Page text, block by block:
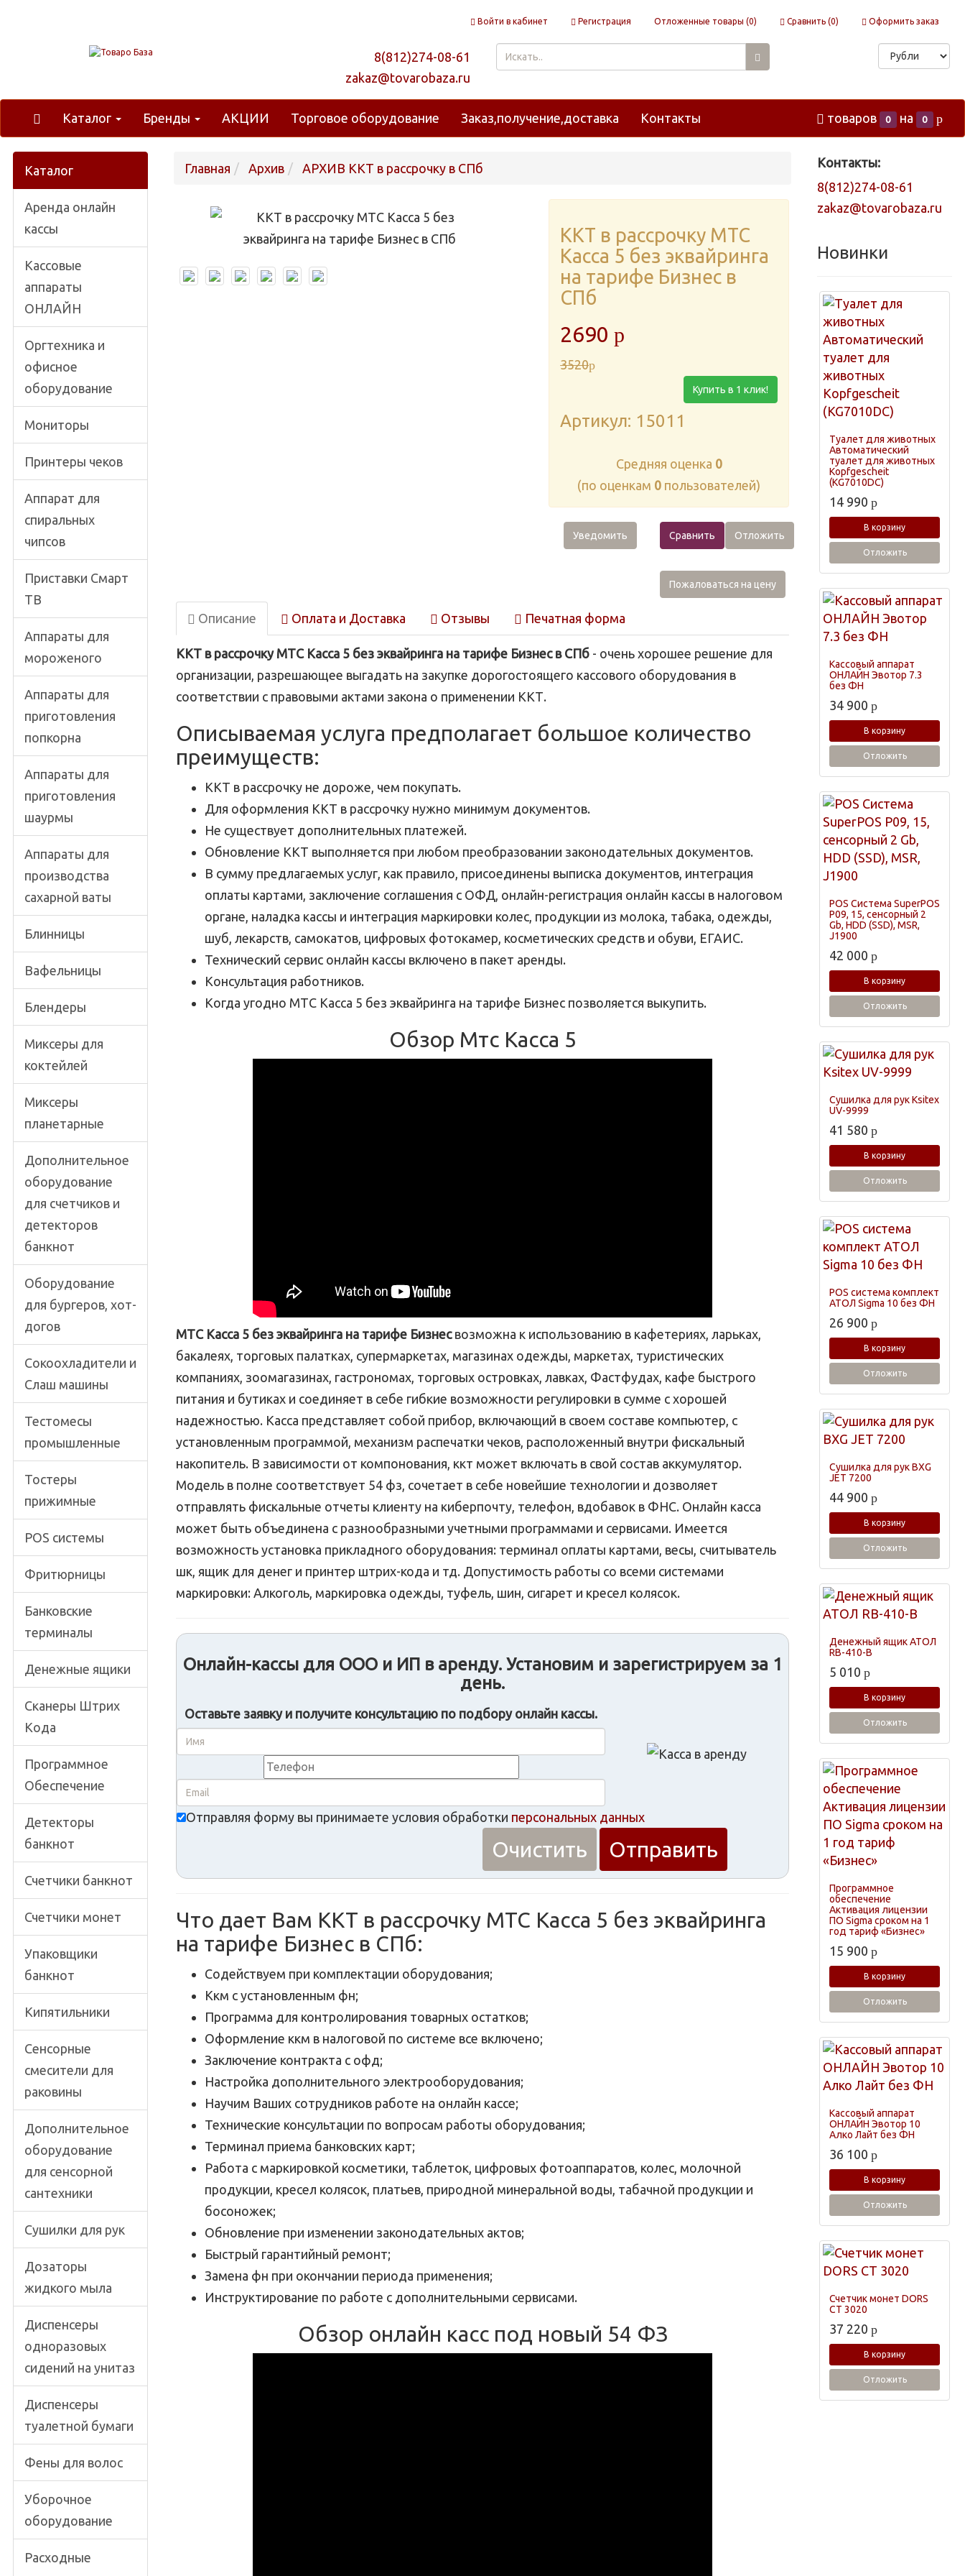
Войти в кабинет Регистрация Отложенные товары (0) Сравнить (0) Оформить заказ
8(812)274-08-61
zakaz@tovarobaza.ru
Каталог Бренды АКЦИИ Торговое оборудование Заказ,получение,доставка Контакты товаров 0 на 0 p
Каталог
Аренда онлайн
кассы
Кассовые
аппараты
ОНЛАЙН
Оргтехника и
офисное
оборудование
Мониторы
Принтеры чеков
Аппарат для
спиральных
чипсов
Приставки Смарт
ТВ
Аппараты для
мороженого
Аппараты для
приготовления
попкорна
Аппараты для
приготовления
шаурмы
Аппараты для
производства
сахарной ваты
Блинницы
Вафельницы
Блендеры
Миксеры для
коктейлей
Миксеры
планетарные
Дополнительное
оборудование
для счетчиков и
детекторов
банкнот
Оборудование
для бургеров, хот-
догов
Сокоохладители и
Слаш машины
Тестомесы
промышленные
Тостеры
прижимные
POS системы
Фритюрницы
Банковские
терминалы
Денежные ящики
Сканеры Штрих
Кода
Программное
Обеспечение
Детекторы
банкнот
Счетчики банкнот
Счетчики монет
Упаковщики
банкнот
Кипятильники
Сенсорные
смесители для
раковины
Дополнительное
оборудование
для сенсорной
сантехники
Сушилки для рук
Дозаторы
жидкого мыла
Диспенсеры
одноразовых
сидений на унитаз
Диспенсеры
туалетной бумаги
Фены для волос
Уборочное
оборудование
Расходные
Главная Архив АРХИВ ККТ в рассрочку в СПб
ККТ в рассрочку МТС
Касса 5 без эквайринга
на тарифе Бизнес в
СПб
2690 p
3520p
Купить в 1 клик!
Артикул: 15011
Cредняя оценка 0
(по оценкам 0 пользователей)
Уведомить Сравнить Отложить
Пожаловаться на цену
Описание Оплата и Доставка Отзывы Печатная форма
ККТ в рассрочку МТС Касса 5 без эквайринга на тарифе Бизнес в СПб - очень хорошее решение для
организации, разрешающее выгадать на закупке дорогостоящего кассового оборудования в
соответствии с правовыми актами закона о применении ККТ.
Описываемая услуга предполагает большое количество
преимуществ:
ККТ в рассрочку не дороже, чем покупать.
Для оформления ККТ в рассрочку нужно минимум документов.
Не существует дополнительных платежей.
Обновление ККТ выполняется при любом преобразовании законодательных документов.
В сумму предлагаемых услуг, как правило, присоединены выписка документов, интеграция
оплаты картами, заключение соглашения с ОФД, онлайн-регистрация онлайн кассы в налоговом
органе, наладка кассы и интеграция маркировки колес, продукции из молока, табака, одежды,
шуб, лекарств, самокатов, цифровых фотокамер, косметических средств и обуви, ЕГАИС.
Технический сервис онлайн кассы включено в пакет аренды.
Консультация работников.
Когда угодно МТС Касса 5 без эквайринга на тарифе Бизнес позволяется выкупить.
Обзор Мтс Касса 5
МТС Касса 5 без эквайринга на тарифе Бизнесвозможна к использованию в кафетериях, ларьках,
бакалеях, торговых палатках, супермаркетах, магазинах одежды, маркетах, туристических
компаниях, зоомагазинах, гастрономах, торговых островках, лавках, Фастфудах, кафе быстрого
питания и бутиках и соединяет в себе гибкие возможности регулировки в сумме с хорошей
надежностью. Касса представляет собой прибор, включающий в своем составе компьютер, с
установленным программой, механизм распечатки чеков, расположенный внутри фискальный
накопитель. В зависимости от компонования, ккт может включать в свой состав аккумулятор.
Модель в полне соответствует 54 фз, сочетает в себе новейшие технологии и дозволяет
отправлять фискальные отчеты клиенту на киберпочту, телефон, вдобавок в ФНС. Онлайн касса
может быть объединена с разнообразными учетными программами и сервисами. Имеется
возможность установка прикладного оборудования: терминал оплаты картами, весы, считыватель
шк, ящик для денег и принтер штрих-кода и тд. Допустимость работы со всеми системами
маркировки: Алкоголь, маркировка одежды, туфель, шин, сигарет и кресел колясок.
Онлайн-кассы для ООО и ИП в аренду. Установим и зарегистрируем за 1
день.
Оставьте заявку и получите консультацию по подбору онлайн кассы.
Отправляя форму вы принимаете условия обработки персональных данных
Что дает Вам ККТ в рассрочку МТС Касса 5 без эквайринга
на тарифе Бизнес в СПб:
Содействуем при комплектации оборудования;
Ккм с установленным фн;
Программа для контролирования товарных остатков;
Оформление ккм в налоговой по системе все включено;
Заключение контракта с офд;
Настройка дополнительного электрооборудования;
Научим Ваших сотрудников работе на онлайн кассе;
Технические консультации по вопросам работы оборудования;
Терминал приема банковских карт;
Работа с маркировкой косметики, таблеток, цифровых фотоаппаратов, колес, молочной
продукции, кресел колясок, платьев, природной минеральной воды, табачной продукции и
босоножек;
Обновление при изменении законодательных актов;
Быстрый гарантийный ремонт;
Замена фн при окончании периода применения;
Инструктирование по работе с дополнительными сервисами.
Обзор онлайн касс под новый 54 ФЗ
Контакты:
8(812)274-08-61
zakaz@tovarobaza.ru
Новинки
Туалет для животных
Автоматический
туалет для животных
Kopfgescheit
(KG7010DC)
14 990 p
В корзину
Отложить
Кассовый аппарат
ОНЛАЙН Эвотор 7.3
без ФН
34 900 p
В корзину
Отложить
POS Система SuperPOS
P09, 15, сенсорный 2
Gb, HDD (SSD), MSR,
J1900
42 000 p
В корзину
Отложить
Сушилка для рук Ksitex
UV-9999
41 580 p
В корзину
Отложить
POS система комплект
АТОЛ Sigma 10 без ФН
26 900 p
В корзину
Отложить
Сушилка для рук BXG
JET 7200
44 900 p
В корзину
Отложить
Денежный ящик АТОЛ
RB-410-B
5 010 p
В корзину
Отложить
Программное
обеспечение
Активация лицензии
ПО Sigma сроком на 1
год тариф «Бизнес»
15 900 p
В корзину
Отложить
Кассовый аппарат
ОНЛАЙН Эвотор 10
Алко Лайт без ФН
36 100 p
В корзину
Отложить
Счетчик монет DORS
CT 3020
37 220 p
В корзину
Отложить